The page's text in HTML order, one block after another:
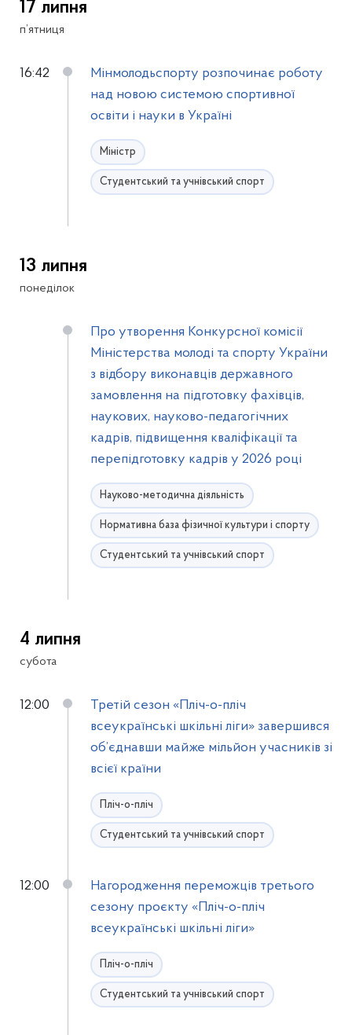
17 липня
п’ятниця
16:42
Мінмолодьспорту розпочинає роботу
над новою системою спортивної
освіти і науки в Україні
Міністр
Студентський та учнівський спорт
13 липня
понеділок
Про утворення Конкурсної комісії
Міністерства молоді та спорту України
з відбору виконавців державного
замовлення на підготовку фахівців,
наукових, науково-педагогічних
кадрів, підвищення кваліфікації та
перепідготовку кадрів у 2026 році
Науково-методична діяльність
Нормативна база фізичної культури і спорту
Студентський та учнівський спорт
4 липня
субота
12:00
Третій сезон «Пліч-о-пліч
всеукраїнські шкільні ліги» завершився
об’єднавши майже мільйон учасників зі
всієї країни
Пліч-о-пліч
Студентський та учнівський спорт
12:00
Нагородження переможців третього
сезону проєкту «Пліч-о-пліч
всеукраїнські шкільні ліги»
Пліч-о-пліч
Студентський та учнівський спорт